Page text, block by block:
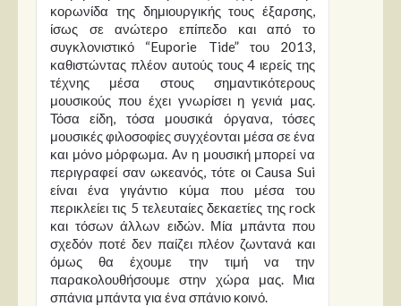
κορωνίδα της δημιουργικής τους έξαρσης,
ίσως σε ανώτερο επίπεδο και από το
συγκλονιστικό “Euporie Tide” του 2013,
καθιστώντας πλέον αυτούς τους 4 ιερείς της
τέχνης μέσα στους σημαντικότερους
μουσικούς που έχει γνωρίσει η γενιά μας.
Τόσα είδη, τόσα μουσικά όργανα, τόσες
μουσικές φιλοσοφίες συγχέονται μέσα σε ένα
και μόνο μόρφωμα. Αν η μουσική μπορεί να
περιγραφεί σαν ωκεανός, τότε οι Causa Sui
είναι ένα γιγάντιο κύμα που μέσα του
περικλείει τις 5 τελευταίες δεκαετίες της rock
και τόσων άλλων ειδών. Μία μπάντα που
σχεδόν ποτέ δεν παίζει πλέον ζωντανά και
όμως θα έχουμε την τιμή να την
παρακολουθήσουμε στην χώρα μας. Μια
σπάνια μπάντα για ένα σπάνιο κοινό.